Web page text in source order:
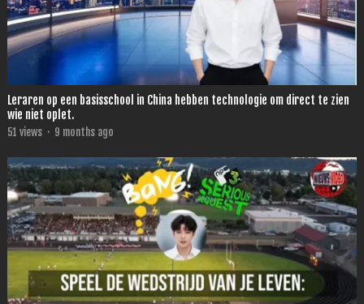
Leraren op een basisschool in China hebben technologie om direct te zien
wie niet oplet.
51 views · 9 months ago